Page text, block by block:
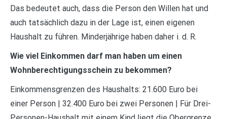
Das bedeutet auch, dass die Person den Willen hat und
auch tatsächlich dazu in der Lage ist, einen eigenen
Haushalt zu führen. Minderjährige haben daher i. d. R.
Wie viel Einkommen darf man haben um einen
Wohnberechtigungsschein zu bekommen?
Einkommensgrenzen des Haushalts: 21.600 Euro bei
einer Person | 32.400 Euro bei zwei Personen | Für Drei-